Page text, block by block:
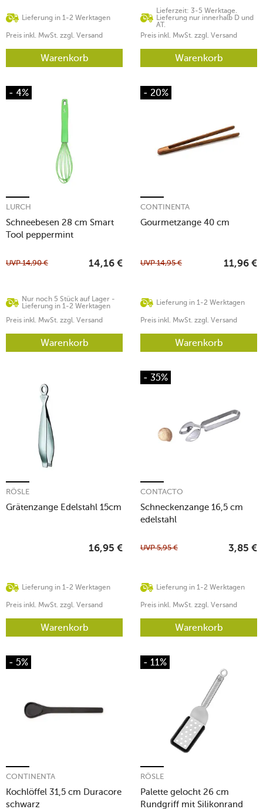
Lieferung in 1-2 Werktagen
Preis inkl. MwSt. zzgl. Versand
Warenkorb
Lieferzeit: 3-5 Werktage.
Lieferung nur innerhalb D und
AT.
Preis inkl. MwSt. zzgl. Versand
Warenkorb
- 4%
Schneebesen 28 cm Smart
Tool peppermint
LURCH
Nur noch 5 Stück auf Lager -
Lieferung in 1-2 Werktagen
UVP14,90 € 14,16 €
Preis inkl. MwSt. zzgl. Versand
Warenkorb
- 20%
Gourmetzange 40 cm
CONTINENTA
Lieferung in 1-2 Werktagen
UVP14,95 € 11,96 €
Preis inkl. MwSt. zzgl. Versand
Warenkorb
Grätenzange Edelstahl 15cm
RÖSLE
Lieferung in 1-2 Werktagen
16,95 €
Preis inkl. MwSt. zzgl. Versand
Warenkorb
- 35%
Schneckenzange 16,5 cm
edelstahl
CONTACTO
Lieferung in 1-2 Werktagen
UVP5,95 € 3,85 €
Preis inkl. MwSt. zzgl. Versand
Warenkorb
- 5%
Kochlöffel 31,5 cm Duracore
schwarz
CONTINENTA
- 11%
Palette gelocht 26 cm
Rundgriff mit Silikonrand
RÖSLE